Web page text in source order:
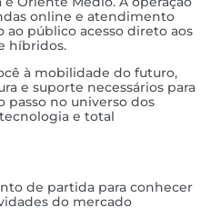
online e atendimento
ao público acesso direto aos
híbridos.
à mobilidade do futuro,
e suporte necessários para
no universo dos
e total
de partida para conhecer
do mercado